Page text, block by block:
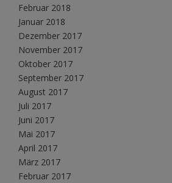
Februar 2018
Januar 2018
Dezember 2017
November 2017
Oktober 2017
September 2017
August 2017
Juli 2017
Juni 2017
Mai 2017
April 2017
März 2017
Februar 2017